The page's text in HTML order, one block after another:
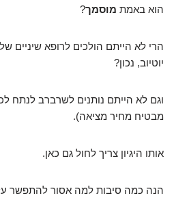
הוא באמת מוסמך?
הרי לא הייתם הולכים לרופא שיניים
יוטיוב, נכון?
וגם לא הייתם נותנים לשרברב לנתח
מבטיח מחיר מציאה).
אותו היגיון צריך לחול גם כאן.
הנה כמה סיבות למה אסור להתפשר